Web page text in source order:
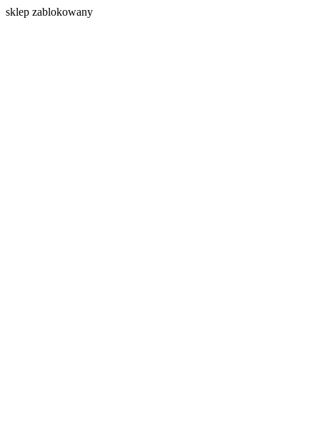
sklep zablokowany